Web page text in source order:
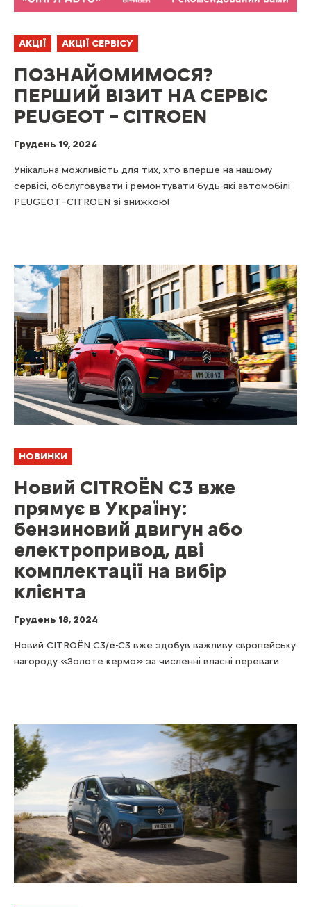
АКЦІЇ АКЦІЇ СЕРВІСУ
ПОЗНАЙОМИМОСЯ?
ПЕРШИЙ ВІЗИТ НА СЕРВІС
PEUGEOT – CITROEN
Грудень 19, 2024
Унікальна можливість для тих, хто вперше на нашому
сервісі, обслуговувати і ремонтувати будь-які автомобілі
PEUGEOT–СITROEN зі знижкою!
НОВИНКИ
Новий CITROЁN C3 вже
прямує в Україну:
бензиновий двигун або
електропривод, дві
комплектації на вибір
клієнта
Грудень 18, 2024
Новий CITROЁN С3/ë-C3 вже здобув важливу європейську
нагороду «Золоте кермо» за численні власні переваги.